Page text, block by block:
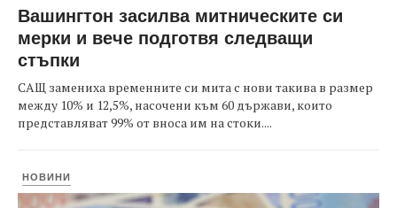
Вашингтон засилва митническите си
мерки и вече подготвя следващи
стъпки
САЩ замениха временните си мита с нови такива в размер
между 10% и 12,5%, насочени към 60 държави, които
представляват 99% от вноса им на стоки....
НОВИНИ